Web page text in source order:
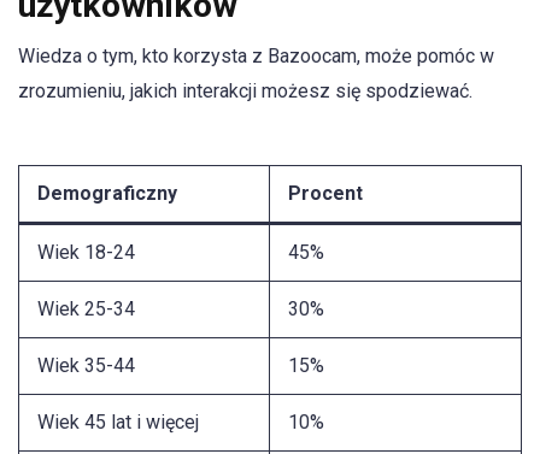
Wiedza o tym, kto korzysta z Bazoocam, może pomóc w
zrozumieniu, jakich interakcji możesz się spodziewać.
Demograficzny Procent
Wiek 18-24 45%
Wiek 25-34 30%
Wiek 35-44 15%
Wiek 45 lat i więcej 10%